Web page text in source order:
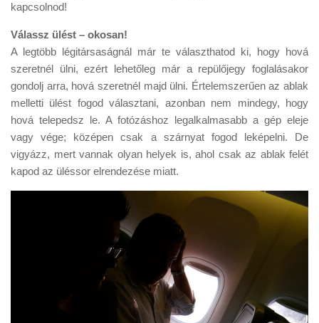
kapcsolnod!
Válassz ülést – okosan!
A legtöbb légitársaságnál már te választhatod ki, hogy hová
szeretnél ülni, ezért lehetőleg már a repülőjegy foglalásakor
gondolj arra, hová szeretnél majd ülni. Értelemszerűen az ablak
melletti ülést fogod választani, azonban nem mindegy, hogy
hová telepedsz le. A fotózáshoz legalkalmasabb a gép eleje
vagy vége; középen csak a szárnyat fogod leképelni. De
vigyázz, mert vannak olyan helyek is, ahol csak az ablak felét
kapod az üléssor elrendezése miatt.